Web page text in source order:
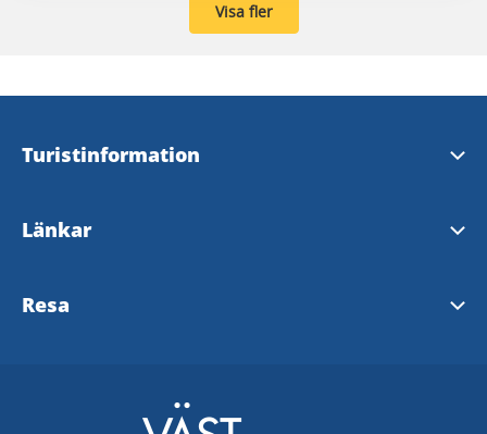
Visa fler
Turistinformation
Mariestads besöksservice
Länkar
AB Göta kanalbolag
Resa